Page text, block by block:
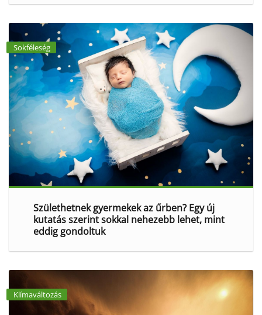
Sokféleség
Születhetnek gyermekek az űrben? Egy új
kutatás szerint sokkal nehezebb lehet, mint
eddig gondoltuk
Klímaváltozás